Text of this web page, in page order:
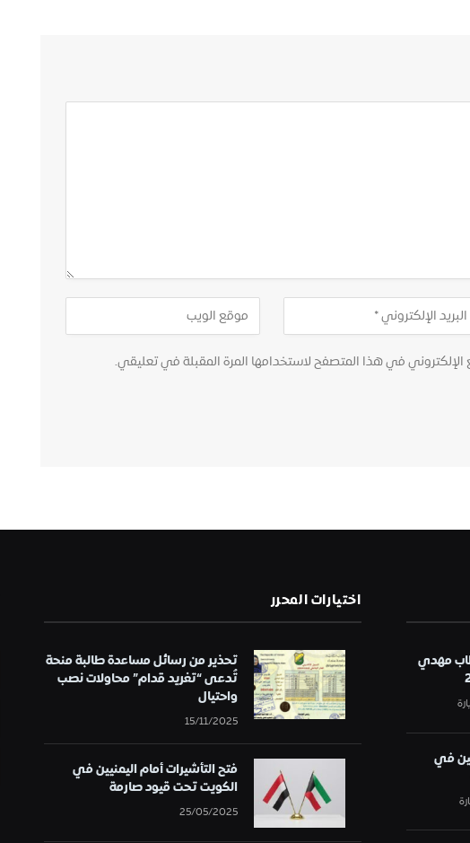
في هذا المتصفح لاستخدامها المرة المقبلة في تعليقي.
مهدي
في
اختيارات المحرر
تحذير من رسائل مساعدة طالبة منحة
تُدعى “تغريد قدام” محاولات نصب
واحتيال
15/11/2025
فتح التأشيرات أمام اليمنيين في
الكويت تحت قيود صارمة
25/05/2025